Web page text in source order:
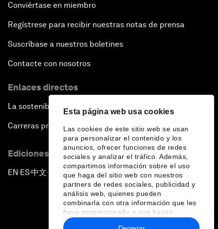
Esta página web usa cookies
Las cookies de este sitio web se usan
para personalizar el contenido y los
anuncios, ofrecer funciones de redes
sociales y analizar el tráfico. Además,
compartimos información sobre el uso
que haga del sitio web con nuestros
partners de redes sociales, publicidad y
análisis web, quienes pueden
combinarla con otra información que les
haya proporcionado o que hayan
recopilado a partir del uso que haya
Conviértase en miembro
Regístrese para recibir nuestras notas de prensa
Suscríbase a nuestros boletines
Contacte con nosotros
Enlaces directos
La sostenibilidad en el Foro
Carreras profesionales
Ediciones en otros idiomas
EN ▪ ES▪中文▪ 日本語